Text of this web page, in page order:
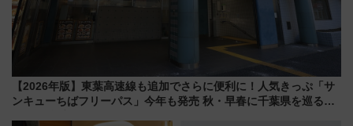
【2026年版】東葉高速線も追加でさらに便利に！人気きっぷ「サ
ンキューちばフリーパス」今年も発売 秋・早春に千葉県を巡るな